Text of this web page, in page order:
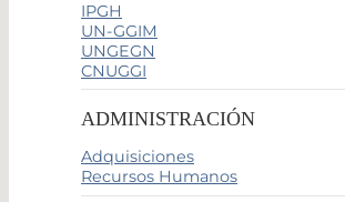
IPGH
UN-GGIM
UNGEGN
CNUGGI
ADMINISTRACIÓN
Adquisiciones
Recursos Humanos